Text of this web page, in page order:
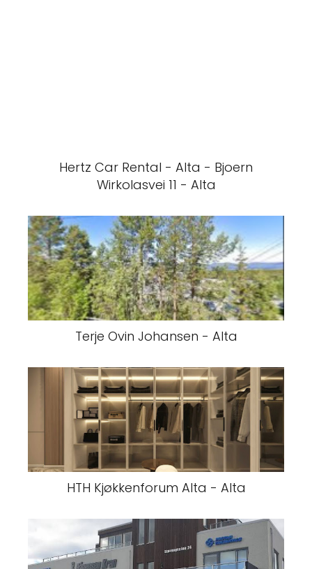
Hertz Car Rental - Alta - Bjoern
Wirkolasvei 11 - Alta
Terje Ovin Johansen - Alta
HTH Kjøkkenforum Alta - Alta